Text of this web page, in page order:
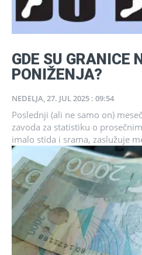
GDE SU GRANICE
PONIŽENJA?
NEDELJA, 27. JUL 2025 : 09:54
Poslednji (ali ne samo on)
zavoda za statistiku o
imalo stida i srama, zaslužuje